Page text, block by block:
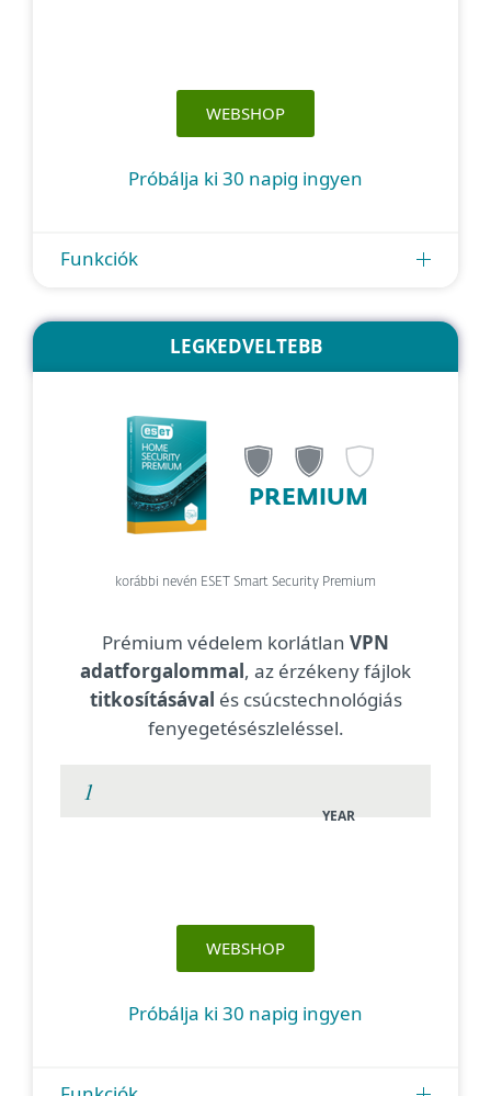
WEBSHOP
Próbálja ki 30 napig ingyen
Funkciók
LEGKEDVELTEBB
PREMIUM
korábbi nevén ESET Smart Security Premium
Prémium védelem korlátlan VPN
adatforgalommal, az érzékeny fájlok
titkosításával és csúcstechnológiás
fenyegetésészleléssel.
YEAR
WEBSHOP
Próbálja ki 30 napig ingyen